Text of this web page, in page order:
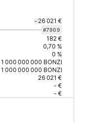
- 26 021 €
#7909
182 €
0,70 %
0 %
1 000 000 000 BONZI
1 000 000 000 BONZI
26 021 €
- €
- €